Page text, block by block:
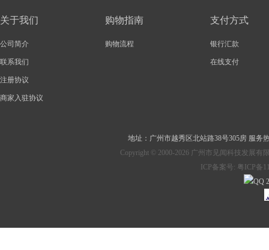
关于我们
公司简介
联系我们
注册协议
商家入驻协议
购物指南
购物流程
支付方式
银行汇款
在线支付
地址： 广州市越秀区北站路38号305房 服务
Copyright © 2000-2026 广州市见闻科技发展
ICP备案号: 粤ICP备